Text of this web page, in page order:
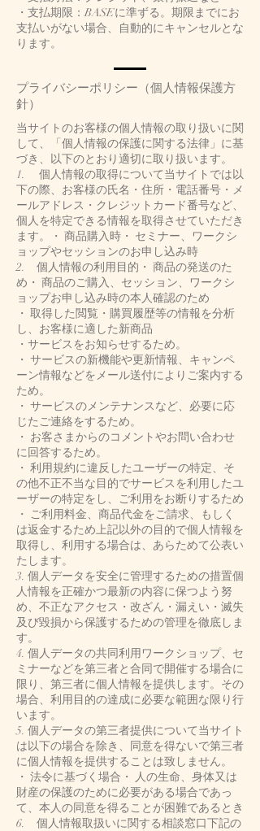
・支払期限：BASEに準ずる。期限までにお
支払いがない場合、自動的にキャンセルとな
ります。
プライバシーポリシー（個人情報保護方
針）
当サイトのお客様の個人情報の取り扱いに関
して、「個人情報の保護に関する法律」に基
づき、以下のとおり適切に取り扱います。
1. 個人情報の取得について当サイトでは以
下の際、お客様の氏名・住所・電話番号・メ
ールアドレス・クレジットカード番号など、
個人を特定できる情報を取得させていただき
ます。・ 商品購入時・ セミナー、ワークシ
ョップやセッションのお申し込み時
2. 個人情報の利用目的・ 商品の発送のた
め・ 商品のご購入、セッション、ワークシ
ョップお申し込み時の本人確認のため
・ 取得した閲覧・購買履歴等の情報を分析
し、お客様に適した新商品
・サービスをお知らせするため。
・ サービスの新機能や更新情報、キャンペ
ーン情報などをメール送付によりご案内する
ため。
・ サービスのメンテナンスなど、必要に応
じたご連絡をするため。
・ お客さまからのコメントやお問い合わせ
に回答するため。
・ 利用規約に違反したユーザーの特定、そ
の他不正不当な目的でサービスを利用したユ
ーザーの特定をし、ご利用をお断りするため
・ ご利用料金、商品代金をご請求、もしく
は返金するため上記以外の目的で個人情報を
取得し、利用する場合は、あらためて公表い
たします。
3. 個人データを安全に管理するための措置個
人情報を正確かつ最新の内容に保つよう努
め、不正なアクセス・改ざん・漏えい・滅失
及び毀損から保護するための管理を徹底しま
す。
4. 個人データの共同利用ワークショップ、セ
ミナーなどを第三者と合同で開催する場合に
限り、第三者に個人情報を提供します。その
場合、利用目的の達成に必要な範囲な限り行
います。
5. 個人データの第三者提供について当サイト
は以下の場合を除き、同意を得ないで第三者
に個人情報を提供することは致しません。
・ 法令に基づく場合・ 人の生命、身体又は
財産の保護のために必要がある場合であっ
て、本人の同意を得ることが困難であるとき
6. 個人情報取扱いに関する相談窓口下記の